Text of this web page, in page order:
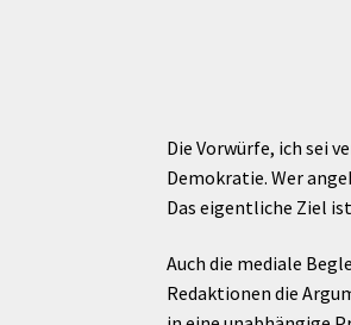
Die Vorwürfe, ich sei
Demokratie. Wer
Das eigentliche Ziel
Auch die mediale
Redaktionen die